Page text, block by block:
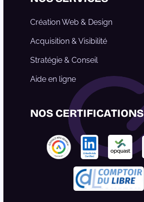
Création Web & Design
Acquisition & Visibilité
Stratégie & Conseil
Aide en ligne
NOS CERTIFICATIONS